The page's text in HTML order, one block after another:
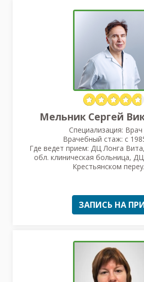
Мельник Сергей
Специализация:
Врачебный стаж: с
Где ведет прием: ДЦ Лонга
обл. клиническая больница,
Крестьянском
ЗАПИСЬ НА